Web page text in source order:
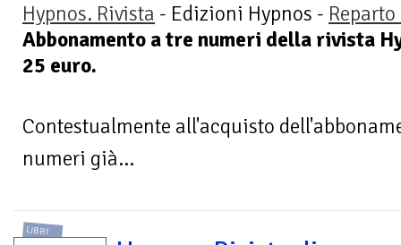
Hypnos. Rivista - Edizioni Hypnos -
Abbonamento a tre numeri della rivista
25 euro.
Contestualmente all'acquisto
numeri già...
LIBRI